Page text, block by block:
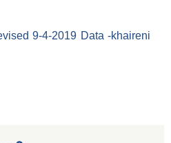
9-4-2019 Data -khaireni